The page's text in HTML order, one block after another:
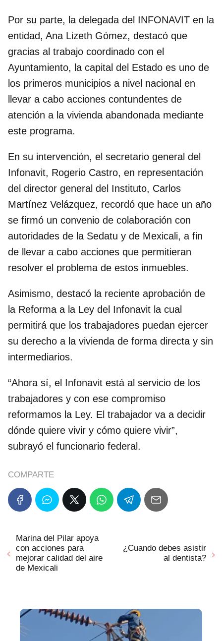
Por su parte, la delegada del INFONAVIT en la
entidad, Ana Lizeth Gómez, destacó que
gracias al trabajo coordinado con el
Ayuntamiento, la capital del Estado es uno de
los primeros municipios a nivel nacional en
llevar a cabo acciones contundentes de
atención a la vivienda abandonada mediante
este programa.
En su intervención, el secretario general del
Infonavit, Rogerio Castro, en representación
del director general del Instituto, Carlos
Martínez Velázquez, recordó que hace un año
se firmó un convenio de colaboración con
autoridades de la Sedatu y de Mexicali, a fin
de llevar a cabo acciones que permitieran
resolver el problema de estos inmuebles.
Asimismo, destacó la reciente aprobación de
la Reforma a la Ley del Infonavit la cual
permitirá que los trabajadores puedan ejercer
su derecho a la vivienda de forma directa y sin
intermediarios.
“Ahora sí, el Infonavit está al servicio de los
trabajadores y con ese compromiso
reformamos la Ley. El trabajador va a decidir
dónde quiere vivir y cómo quiere vivir”,
subrayó el funcionario federal.
COMPARTE
Marina del Pilar apoya
con acciones para
mejorar calidad del aire
de Mexicali
¿Cuando debes asistir
al dentista?